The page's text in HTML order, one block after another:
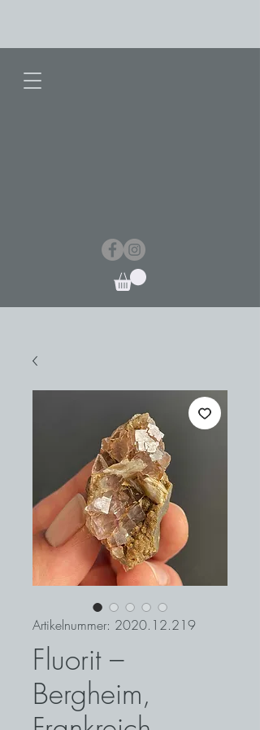
Artikelnummer: 2020.12.219
Fluorit –
Bergheim,